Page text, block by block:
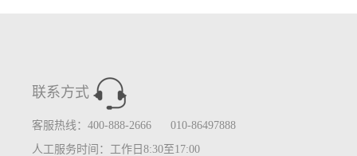
联系方式
客服热线：400-888-2666 010-86497888
人工服务时间：工作日8:30至17:00